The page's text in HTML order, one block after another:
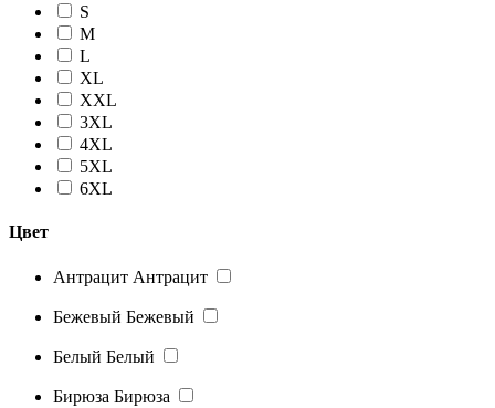
S
M
L
XL
XXL
3XL
4XL
5XL
6XL
Цвет
Антрацит Антрацит
Бежевый Бежевый
Белый Белый
Бирюза Бирюза